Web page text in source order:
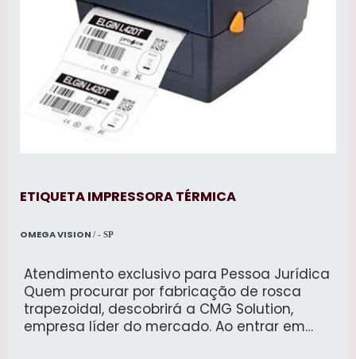
ETIQUETA IMPRESSORA TÉRMICA
OMEGA VISION / - SP
Atendimento exclusivo para Pessoa Jurídica
Quem procurar por fabricação de rosca
trapezoidal, descobrirá a CMG Solution,
empresa líder do mercado. Ao entrar em